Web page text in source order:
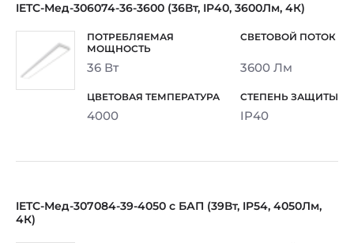
IETC-Мед-306074-36-3600 (36Вт, IP40, 3600Лм, 4К)
36 Вт 3600 Лм
4000 IP40
IETC-Мед-307084-39-4050 с БАП (39Вт, IP54, 4050Лм,
4К)